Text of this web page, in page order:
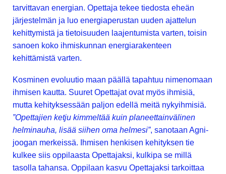
tarvittavan energian. Opettaja tekee tiedosta eheän
järjestelmän ja luo energiaperustan uuden ajattelun
kehittymistä ja tietoisuuden laajentumista varten, toisin
sanoen koko ihmiskunnan energiarakenteen
kehittämistä varten.
Kosminen evoluutio maan päällä tapahtuu nimenomaan
ihmisen kautta. Suuret Opettajat ovat myös ihmisiä,
mutta kehityksessään paljon edellä meitä nykyihmisiä.
”Opettajien ketju kimmeltää kuin planeettainvälinen
helminauha, lisää siihen oma helmesi”, sanotaan Agni-
joogan merkeissä. Ihmisen henkisen kehityksen tie
kulkee siis oppilaasta Opettajaksi, kulkipa se millä
tasolla tahansa. Oppilaan kasvu Opettajaksi tarkoittaa